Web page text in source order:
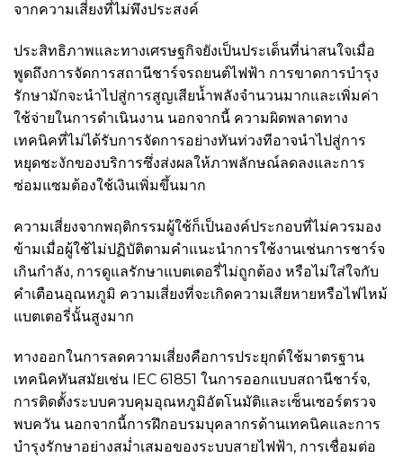
จากความเสี่ยงที่ไม่พึงประสงค์
ประสิทธิภาพและทางเศรษฐกิจยังเป็นประเด็นที่น่าสนใจเมื่อ
พูดถึงการจัดการสถานีชาร์จรถยนต์ไฟฟ้า การขาดการบำรุง
รักษามักจะนำไปสู่การสูญเสียน้ำพลังจำนวนมากและเพิ่มค่า
ใช้จ่ายในการดำเนินงาน นอกจากนี้ ความผิดพลาดทาง
เทคนิคที่ไม่ได้รับการจัดการอย่างทันท่วงทีอาจนำไปสู่การ
หยุดชะงักของบริการซึ่งส่งผลให้ภาพลักษณ์ลดลงและการ
ซ่อมแซมต้องใช้เงินเพิ่มขึ้นมาก
ความเสี่ยงจากพฤติกรรมผู้ใช้ก็เป็นองค์ประกอบที่ไม่ควรมอง
ข้ามเมื่อผู้ใช้ไม่ปฏิบัติตามคำแนะนำการใช้งานเช่นการชาร์จ
เกินกำลัง, การดูแลรักษาแบตเตอรี่ไม่ถูกต้อง หรือไม่ใส่ใจกับ
คำเตือนอุณหภูมิ ความเสี่ยงที่จะเกิดความเสียหายหรือไฟไหม้
แบตเตอรี่นั้นสูงมาก
ทางออกในการลดความเสี่ยงคือการประยุกต์ใช้มาตรฐาน
เทคนิคทันสมัยเช่น IEC 61851 ในการออกแบบสถานีชาร์จ,
การติดตั้งระบบควบคุมอุณหภูมิอัตโนมัติและเซ็นเซอร์ตรวจ
พบควัน นอกจากนี้การฝึกอบรมบุคลากรด้านเทคนิคและการ
บำรุงรักษาอย่างสม่ำเสมอของระบบสายไฟฟ้า, การเชื่อมต่อ